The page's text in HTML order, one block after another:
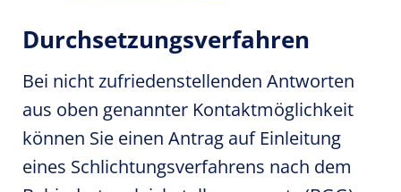
Durchsetzungsverfahren
Bei nicht zufriedenstellenden Antworten
aus oben genannter Kontaktmöglichkeit
können Sie einen Antrag auf Einleitung
eines Schlichtungsverfahrens nach dem